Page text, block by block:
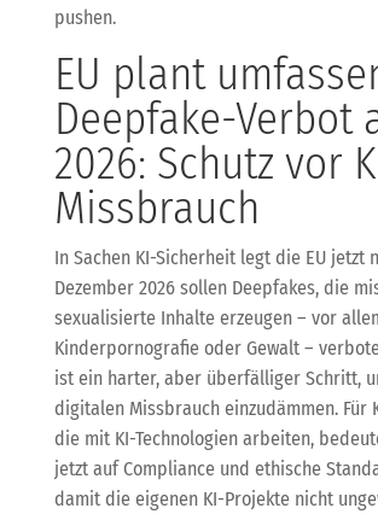
pushen.
EU plant
Deepfake-Verbot
2026: Schutz vor
Missbrauch
In Sachen KI-Sicherheit legt die EU jetzt
Dezember 2026 sollen Deepfakes, die
sexualisierte Inhalte erzeugen – vor
Kinderpornografie oder Gewalt –
ist ein harter, aber überfälliger Schritt,
digitalen Missbrauch einzudämmen. Für
die mit KI-Technologien arbeiten,
jetzt auf Compliance und ethische
damit die eigenen KI-Projekte nicht